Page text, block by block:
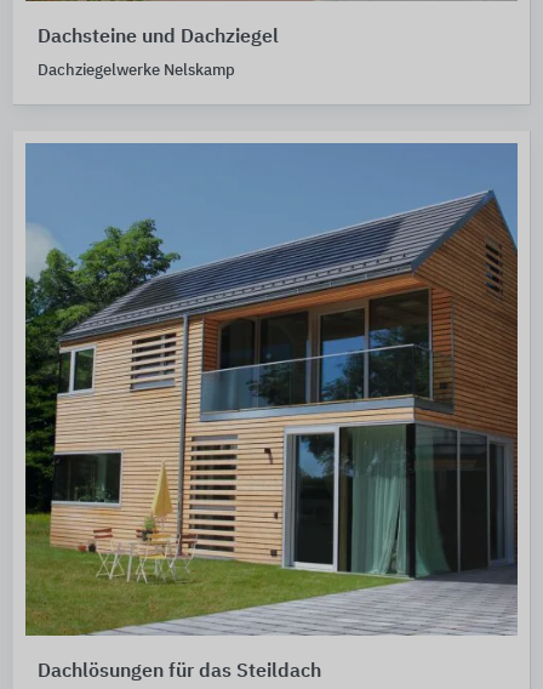
Dachsteine und Dachziegel
Dachziegelwerke Nelskamp
Dachlösungen für das Steildach